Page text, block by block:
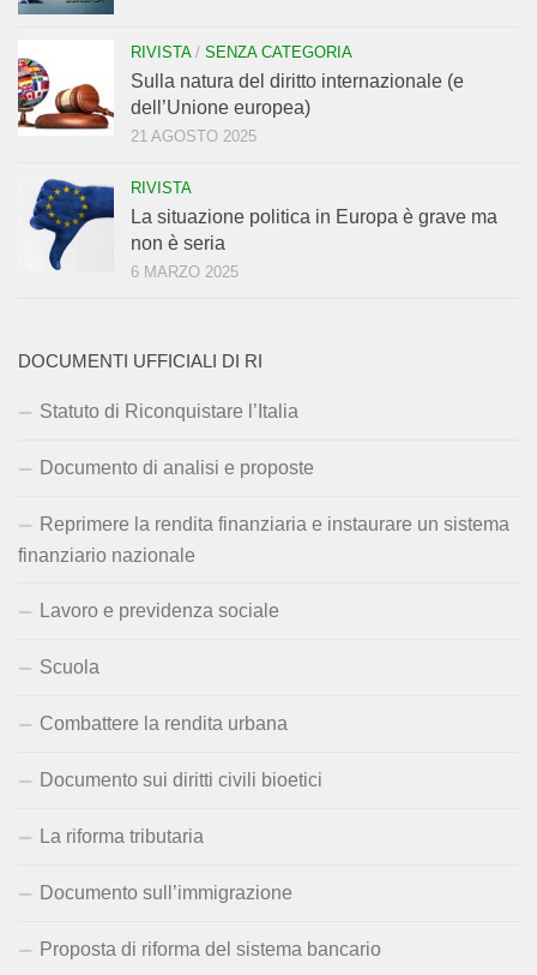
RIVISTA/ SENZA CATEGORIA
Sulla natura del diritto internazionale (e
dell’Unione europea)
21 AGOSTO 2025
RIVISTA
La situazione politica in Europa è grave ma
non è seria
6 MARZO 2025
DOCUMENTI UFFICIALI DI RI
Statuto di Riconquistare l’Italia
Documento di analisi e proposte
Reprimere la rendita finanziaria e instaurare un sistema
finanziario nazionale
Lavoro e previdenza sociale
Scuola
Combattere la rendita urbana
Documento sui diritti civili bioetici
La riforma tributaria
Documento sull’immigrazione
Proposta di riforma del sistema bancario